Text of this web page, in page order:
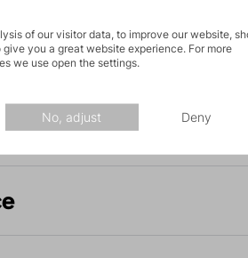
of our visitor data, to improve our website,
you a great website experience. For more
we use open the settings.
No, adjust Deny